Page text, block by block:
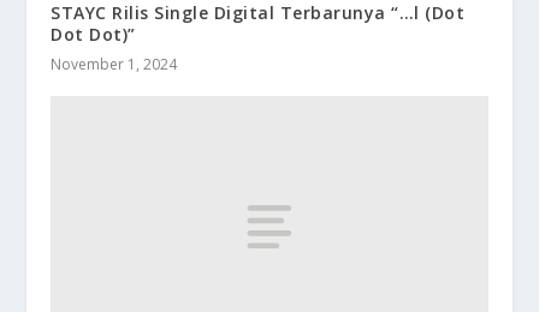
STAYC Rilis Single Digital Terbarunya “…l (Dot
Dot Dot)”
November 1, 2024